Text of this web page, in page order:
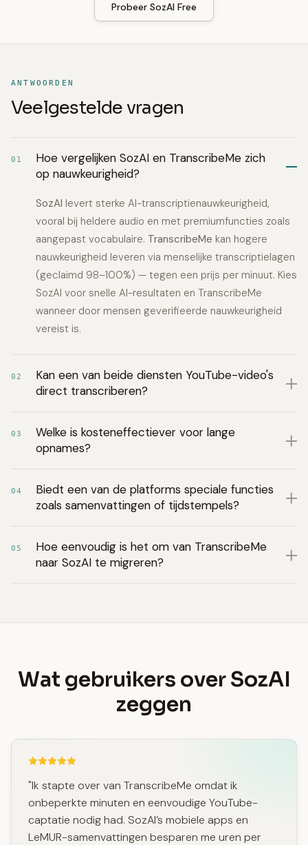
Probeer SozAI Free
ANTWOORDEN
Veelgestelde vragen
01
Hoe vergelijken SozAI en TranscribeMe zich
op nauwkeurigheid?
SozAI levert sterke AI-transcriptienauwkeurigheid,
vooral bij heldere audio en met premiumfuncties zoals
aangepast vocabulaire. TranscribeMe kan hogere
nauwkeurigheid leveren via menselijke transcriptielagen
(geclaimd 98–100%) — tegen een prijs per minuut. Kies
SozAI voor snelle AI-resultaten en TranscribeMe
wanneer door mensen geverifieerde nauwkeurigheid
vereist is.
02
Kan een van beide diensten YouTube-video's
direct transcriberen?
03
Welke is kosteneffectiever voor lange
opnames?
04
Biedt een van de platforms speciale functies
zoals samenvattingen of tijdstempels?
05
Hoe eenvoudig is het om van TranscribeMe
naar SozAI te migreren?
Wat gebruikers over SozAI
zeggen
"Ik stapte over van TranscribeMe omdat ik
onbeperkte minuten en eenvoudige YouTube-
captatie nodig had. SozAI’s mobiele apps en
LeMUR-samenvattingen besparen me uren per